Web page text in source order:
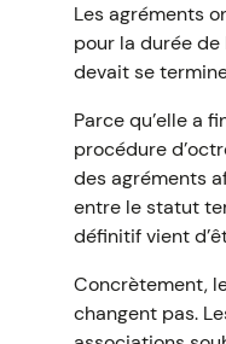
Les agréments
pour la durée de
devait se
Parce qu’elle a
procédure
des agréments
entre le statut
définitif vient
Concrètement,
changent pas.